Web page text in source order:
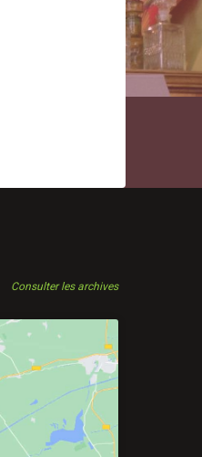
Consulter les archives